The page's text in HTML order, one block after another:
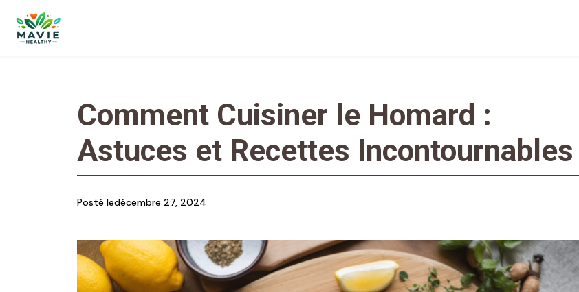
Comment Cuisiner le Homard :
Astuces et Recettes Incontournables
Posté ledécembre 27, 2024